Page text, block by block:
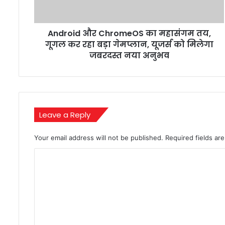
रहा
गेमप्लान,
अनुभव
Android और ChromeOS का महासंगम तय,
गूगल कर रहा बड़ा गेमप्लान, यूजर्स को मिलेगा
जबरदस्त नया अनुभव
Leave a Reply
Your email address will not be published. Required fields